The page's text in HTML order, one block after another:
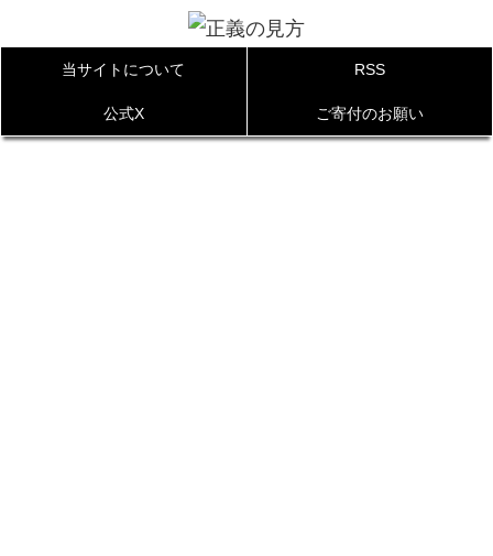
当サイトについて RSS
公式X ご寄付のお願い